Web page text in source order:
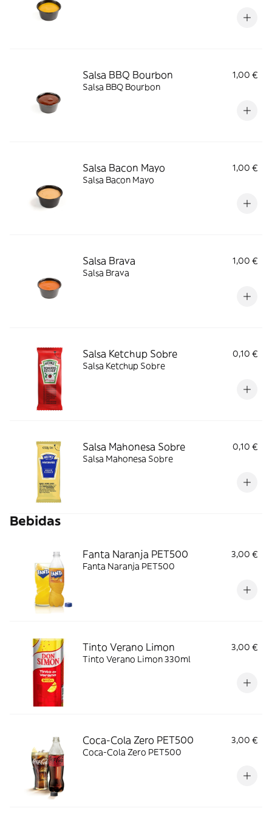
Salsa BBQ Bourbon
1,00 €
Salsa BBQ Bourbon
Salsa Bacon Mayo
1,00 €
Salsa Bacon Mayo
Salsa Brava
1,00 €
Salsa Brava
Salsa Ketchup Sobre
0,10 €
Salsa Ketchup Sobre
Salsa Mahonesa Sobre
0,10 €
Salsa Mahonesa Sobre
Bebidas
Fanta Naranja PET500
3,00 €
Fanta Naranja PET500
Tinto Verano Limon
3,00 €
Tinto Verano Limon 330ml
Coca-Cola Zero PET500
3,00 €
Coca-Cola Zero PET500